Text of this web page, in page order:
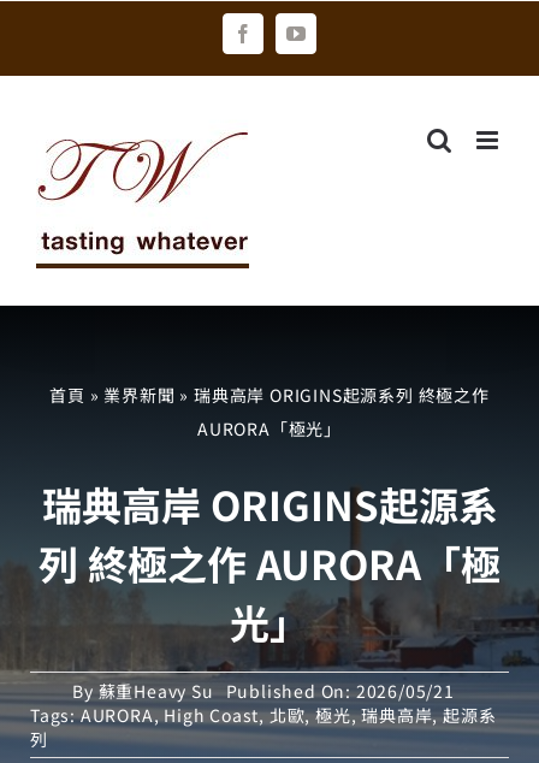
FacebookYouTube
首頁 » 業界新聞 » 瑞典高岸 ORIGINS起源系列 終極之作
AURORA「極光」
瑞典高岸 ORIGINS起源系
列 終極之作 AURORA「極
光」
By 蘇重Heavy Su Published On: 2026/05/21
Tags:AURORA,High Coast,北歐,極光,瑞典高岸,起源系
列